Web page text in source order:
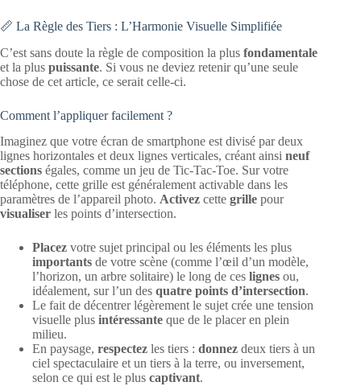
📏 La Règle des Tiers : L’Harmonie Visuelle Simplifiée
C’est sans doute la règle de composition la plus fondamentale
et la plus puissante. Si vous ne deviez retenir qu’une seule
chose de cet article, ce serait celle-ci.
Comment l’appliquer facilement ?
Imaginez que votre écran de smartphone est divisé par deux
lignes horizontales et deux lignes verticales, créant ainsi neuf
sections égales, comme un jeu de Tic-Tac-Toe. Sur votre
téléphone, cette grille est généralement activable dans les
paramètres de l’appareil photo. Activez cette grille pour
visualiser les points d’intersection.
Placez votre sujet principal ou les éléments les plus
importants de votre scène (comme l’œil d’un modèle,
l’horizon, un arbre solitaire) le long de ces lignes ou,
idéalement, sur l’un des quatre points d’intersection.
Le fait de décentrer légèrement le sujet crée une tension
visuelle plus intéressante que de le placer en plein
milieu.
En paysage, respectez les tiers : donnez deux tiers à un
ciel spectaculaire et un tiers à la terre, ou inversement,
selon ce qui est le plus captivant.